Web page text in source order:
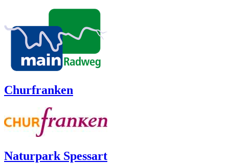
Churfranken
Naturpark Spessart